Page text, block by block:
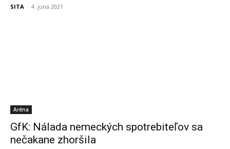
SITA - 4. júna 2021
Aréna
GfK: Nálada nemeckých spotrebiteľov sa
nečakane zhoršila